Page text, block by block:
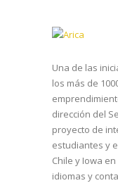
Una de las
los más de
dirección del
proyecto de
estudiantes y
Chile y Iowa
idiomas y